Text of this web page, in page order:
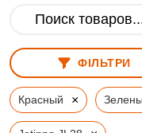
ФІЛЬТРИ
Красный ×